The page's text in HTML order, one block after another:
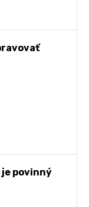
povinný